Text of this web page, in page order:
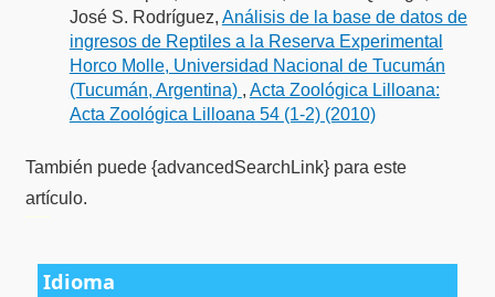
José S. Rodríguez, Análisis de la base de datos de
ingresos de Reptiles a la Reserva Experimental
Horco Molle, Universidad Nacional de Tucumán
(Tucumán, Argentina) , Acta Zoológica Lilloana:
Acta Zoológica Lilloana 54 (1-2) (2010)
También puede {advancedSearchLink} para este
artículo.
Idioma